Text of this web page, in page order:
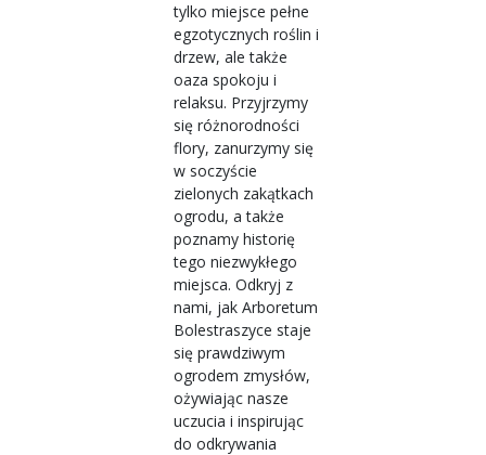
tylko miejsce pełne
egzotycznych roślin i
drzew, ale także
oaza spokoju i
relaksu. Przyjrzymy
się różnorodności
flory, zanurzymy się
w soczyście
zielonych zakątkach
ogrodu, a także
poznamy historię
tego niezwykłego
miejsca. Odkryj z
nami, jak Arboretum
Bolestraszyce staje
się prawdziwym
ogrodem zmysłów,
ożywiając nasze
uczucia i inspirując
do odkrywania